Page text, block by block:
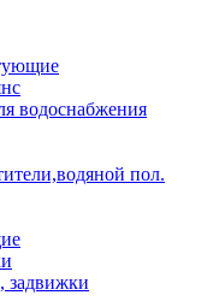
водоснабжения
пол.
задвижки